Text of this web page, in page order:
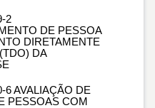
2
DE PESSOA
DIRETAMENTE
DA
6 AVALIAÇÃO DE
PESSOAS COM